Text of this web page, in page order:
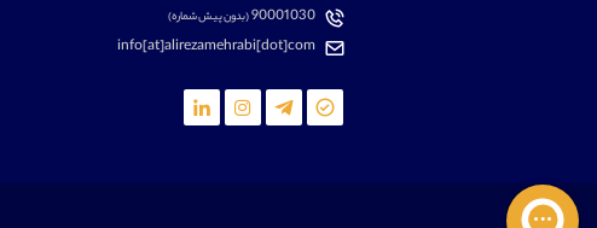
90001030(بدون پیش شماره)
info[at]alirezamehrabi[dot]com